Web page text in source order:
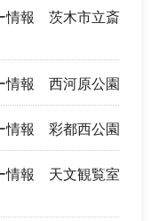
情報 茨木市立斎
情報 西河原公園
情報 彩都西公園
情報 天文観覧室